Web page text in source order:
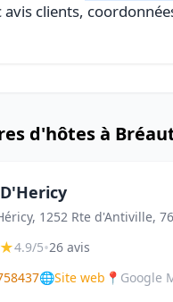
avis clients,
d'hôtes à
1252 Rte d'Antiville,
★4.9/5•26 avis
🌐Site web 📍 Google